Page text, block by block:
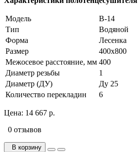
Модель
В-14
Тип
Водяной
Форма
Лесенка
Размер
400х800
Межосевое расстояние, мм 400
Диаметр резьбы
1
Диаметр (ДУ)
Ду 25
Количество перекладин
6
Цена: 14 667 р.
0 отзывов
В корзину